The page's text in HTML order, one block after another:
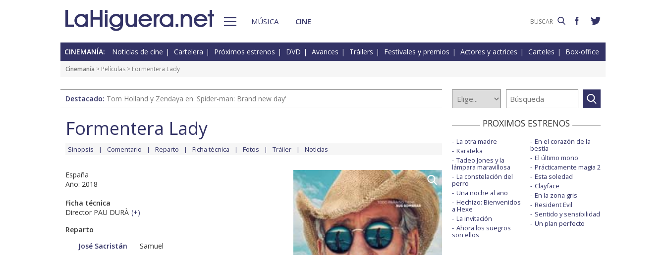
MÚSICA CINE
CINEMANÍA: Noticias de cine Cartelera Próximos estrenos DVD Avances Tráilers Festivales y premios Actores y actrices Carteles Box-office
Cinemanía > Películas > Formentera Lady
Destacado: Tom Holland y Zendaya en 'Spider-man: Brand new day'
Formentera Lady
Sinopsis Comentario Reparto Ficha técnica Fotos Tráiler Noticias
España
Año: 2018
Ficha técnica
Director PAU DURÀ (+)
Reparto
José Sacristán
Samuel
PROXIMOS ESTRENOS
La otra madre
Karateka
Tadeo Jones y la
lámpara maravillosa
La constelación del
perro
Una noche al año
Hechizo: Bienvenidos
a Hexe
La invitación
Ahora los suegros
son ellos
En el corazón de la
bestia
El último mono
Prácticamente magia 2
Esta soledad
Clayface
En la zona gris
Resident Evil
Sentido y sensibilidad
Un plan perfecto